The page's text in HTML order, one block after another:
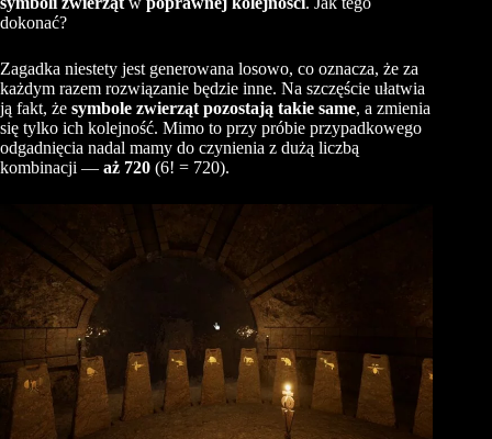
dokonać?
Zagadka niestety jest generowana losowo, co oznacza, że za
każdym razem rozwiązanie będzie inne. Na szczęście ułatwia
ją fakt, że symbole zwierząt pozostają takie same, a zmienia
się tylko ich kolejność. Mimo to przy próbie przypadkowego
odgadnięcia nadal mamy do czynienia z dużą liczbą
kombinacji — aż 720 (6! = 720).